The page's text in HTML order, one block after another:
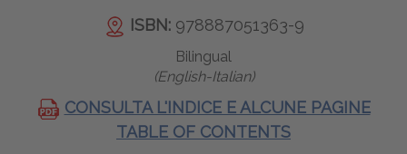
ISBN: 978887051363-9
Bilingual
(English-Italian)
CONSULTA L'INDICE E ALCUNE PAGINE
TABLE OF CONTENTS